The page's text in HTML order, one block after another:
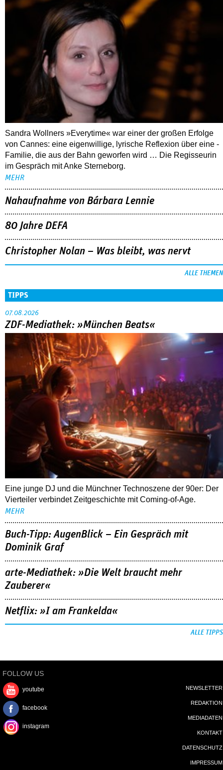
Sandra Wollners »Everytime« war einer der großen Erfolge
von Cannes: eine eigenwillige, lyrische Reflexion über eine ­
Familie, die aus der Bahn geworfen wird … Die Regisseurin
im Gespräch mit Anke Sterneborg.
MEHR
Nahaufnahme von Bárbara Lennie
80 Jahre DEFA
Christopher Nolan – Was bleibt, was nervt
ALLE THEMEN
TIPPS
07.08.2026
ZDF-Mediathek: »München Beats«
Eine junge DJ und die Münchner Technoszene der 90er: Der
Vierteiler verbindet Zeitgeschichte mit Coming-of-Age.
MEHR
Buch-Tipp: AugenBlick – Ein Gespräch mit
Dominik Graf
arte-Mediathek: »Die Welt braucht mehr
Zauberer«
Netflix: »I am Frankelda«
ALLE TIPPS
FOLLOW US
youtube
facebook
instagram
NEWSLETTER
REDAKTION
MEDIADATEN
KONTAKT
DATENSCHUTZ
IMPRESSUM